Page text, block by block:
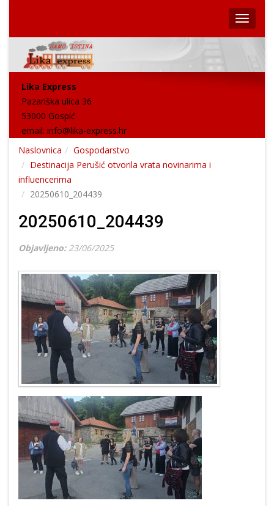
Lika Express
Pazariška ulica 36
53000 Gospić
email: info@lika-express.hr
Naslovnica
Gospodarstvo
Destinacija Perušić otvorila vrata novinarima i
influencerima
20250610_204439
20250610_204439
Objavljeno: 23/06/2025